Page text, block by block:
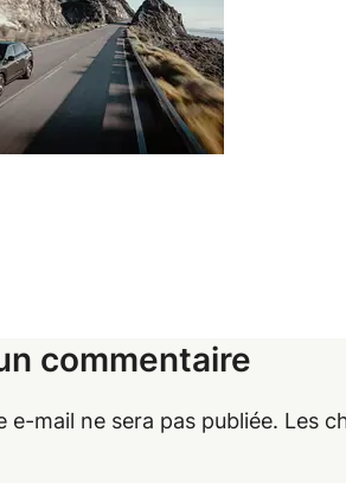
commentaire
e-mail ne sera pas publiée. Les